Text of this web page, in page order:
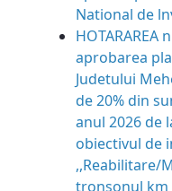
National de
HOTARAREA
aprobarea
Judetului
de 20% din
anul 2026 de
obiectivul de
,,Reabilitare/
tronsonul km